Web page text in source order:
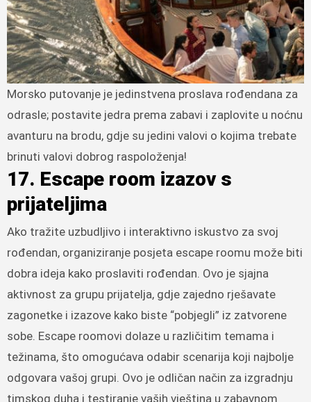
Morsko putovanje je jedinstvena proslava rođendana za
odrasle; postavite jedra prema zabavi i zaplovite u noćnu
avanturu na brodu, gdje su jedini valovi o kojima trebate
brinuti valovi dobrog raspoloženja!
17. Escape room izazov s
prijateljima
Ako tražite uzbudljivo i interaktivno iskustvo za svoj
rođendan, organiziranje posjeta escape roomu može biti
dobra ideja kako proslaviti rođendan. Ovo je sjajna
aktivnost za grupu prijatelja, gdje zajedno rješavate
zagonetke i izazove kako biste “pobjegli” iz zatvorene
sobe. Escape roomovi dolaze u različitim temama i
težinama, što omogućava odabir scenarija koji najbolje
odgovara vašoj grupi. Ovo je odličan način za izgradnju
timskog duha i testiranje vaših vještina u zabavnom